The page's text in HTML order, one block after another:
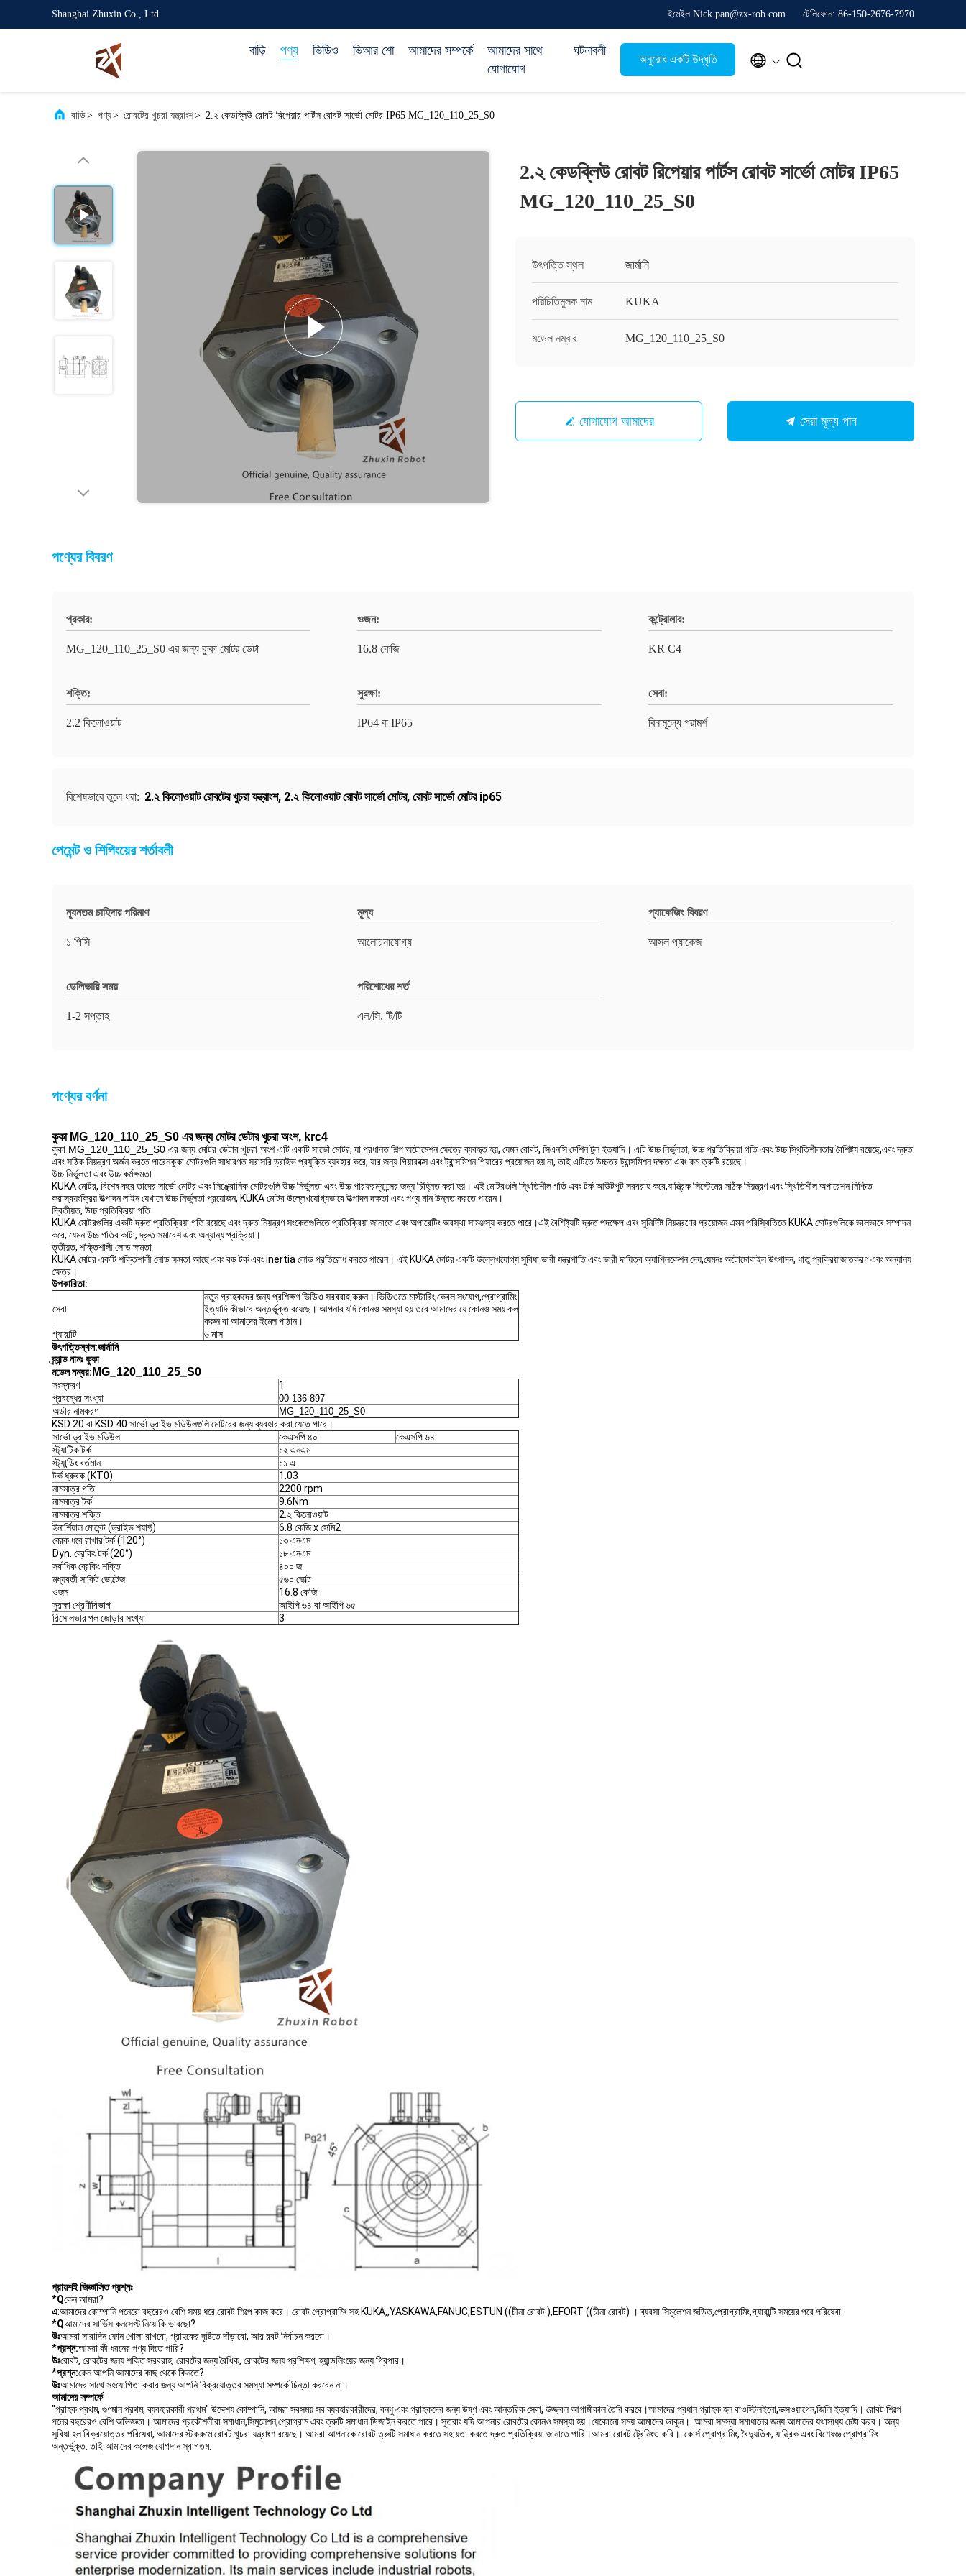
Shanghai Zhuxin Co., Ltd. ইমেইল Nick.pan@zx-rob.com টেলিফোন: 86-150-2676-7970
বাড়ি পণ্য ভিডিও ভিআর শো আমাদের সম্পর্কে
আমাদের সাথে
যোগাযোগ
ঘটনাবলী
অনুরোধ একটি উদ্ধৃতি  
বাড়ি> পণ্য> রোবটের খুচরা যন্ত্রাংশ> 2.২ কেডব্লিউ রোবট রিপেয়ার পার্টস রোবট সার্ভো মোটর IP65 MG_120_110_25_S0
2.২ কেডব্লিউ রোবট রিপেয়ার পার্টস রোবট সার্ভো মোটর IP65
MG_120_110_25_S0
উৎপত্তি স্থল জার্মানি
পরিচিতিমুলক নাম KUKA
মডেল নম্বার MG_120_110_25_S0
যোগাযোগ আমাদের সেরা মূল্য পান
পণ্যের বিবরণ
প্রকার:
MG_120_110_25_S0 এর জন্য কুকা মোটর ডেটা
ওজন:
16.8 কেজি
কন্ট্রোলার:
KR C4
শক্তি:
2.2 কিলোওয়াট
সুরক্ষা:
IP64 বা IP65
সেবা:
বিনামূল্যে পরামর্শ
বিশেষভাবে তুলে ধরা: 2.২ কিলোওয়াট রোবটের খুচরা যন্ত্রাংশ, 2.২ কিলোওয়াট রোবট সার্ভো মোটর, রোবট সার্ভো মোটর ip65
পেমেন্ট ও শিপিংয়ের শর্তাবলী
ন্যূনতম চাহিদার পরিমাণ
১ পিসি
মূল্য
আলোচনাযোগ্য
প্যাকেজিং বিবরণ
আসল প্যাকেজ
ডেলিভারি সময়
1-2 সপ্তাহ
পরিশোধের শর্ত
এল/সি, টি/টি
পণ্যের বর্ণনা
কুকা MG_120_110_25_S0 এর জন্য মোটর ডেটার খুচরা অংশ, krc4
কুকা MG_120_110_25_S0 এর জন্য মোটর ডেটার খুচরা অংশ এটি একটি সার্ভো মোটর, যা প্রধানত শিল্প অটোমেশন ক্ষেত্রে ব্যবহৃত হয়, যেমন রোবট, সিএনসি মেশিন টুল ইত্যাদি। এটি উচ্চ নির্ভুলতা, উচ্চ প্রতিক্রিয়া গতি এবং উচ্চ স্থিতিশীলতার বৈশিষ্ট্য রয়েছে,এবং দ্রুত
এবং সঠিক নিয়ন্ত্রণ অর্জন করতে পারেনকুকা মোটরগুলি সাধারণত সরাসরি ড্রাইভ প্রযুক্তি ব্যবহার করে, যার জন্য গিয়ারবক্স এবং ট্রান্সমিশন গিয়ারের প্রয়োজন হয় না, তাই এটিতে উচ্চতর ট্রান্সমিশন দক্ষতা এবং কম ত্রুটি রয়েছে।
উচ্চ নির্ভুলতা এবং উচ্চ কর্মক্ষমতা
KUKA মোটর, বিশেষ করে তাদের সার্ভো মোটর এবং সিঙ্ক্রোনিক মোটরগুলি উচ্চ নির্ভুলতা এবং উচ্চ পারফরম্যান্সের জন্য চিহ্নিত করা হয়। এই মোটরগুলি স্থিতিশীল গতি এবং টর্ক আউটপুট সরবরাহ করে,যান্ত্রিক সিস্টেমের সঠিক নিয়ন্ত্রণ এবং স্থিতিশীল অপারেশন নিশ্চিত
করাস্বয়ংক্রিয় উত্পাদন লাইন যেখানে উচ্চ নির্ভুলতা প্রয়োজন, KUKA মোটর উল্লেখযোগ্যভাবে উত্পাদন দক্ষতা এবং পণ্য মান উন্নত করতে পারেন।
দ্বিতীয়ত, উচ্চ প্রতিক্রিয়া গতি
KUKA মোটরগুলির একটি দ্রুত প্রতিক্রিয়া গতি রয়েছে এবং দ্রুত নিয়ন্ত্রণ সংকেতগুলিতে প্রতিক্রিয়া জানাতে এবং অপারেটিং অবস্থা সামঞ্জস্য করতে পারে।এই বৈশিষ্ট্যটি দ্রুত পদক্ষেপ এবং সুনির্দিষ্ট নিয়ন্ত্রণের প্রয়োজন এমন পরিস্থিতিতে KUKA মোটরগুলিকে ভালভাবে সম্পাদন
করে, যেমন উচ্চ গতির কাটা, দ্রুত সমাবেশ এবং অন্যান্য প্রক্রিয়া।
তৃতীয়ত, শক্তিশালী লোড ক্ষমতা
KUKA মোটর একটি শক্তিশালী লোড ক্ষমতা আছে এবং বড় টর্ক এবং inertia লোড প্রতিরোধ করতে পারেন। এই KUKA মোটর একটি উল্লেখযোগ্য সুবিধা ভারী যন্ত্রপাতি এবং ভারী দায়িত্ব অ্যাপ্লিকেশন দেয়,যেমনঃ অটোমোবাইল উৎপাদন, ধাতু প্রক্রিয়াজাতকরণ এবং অন্যান্য
ক্ষেত্র।
উপকারিতা:
সেবা
নতুন গ্রাহকদের জন্য প্রশিক্ষণ ভিডিও সরবরাহ করুন। ভিডিওতে মাস্টারিং,কেবল সংযোগ,প্রোগ্রামিং
ইত্যাদি কীভাবে অন্তর্ভুক্ত রয়েছে। আপনার যদি কোনও সমস্যা হয় তবে আমাদের যে কোনও সময় কল
করুন বা আমাদের ইমেল পাঠান।
গ্যারান্টি
৬ মাস
উৎপত্তিস্থল:জার্মানি
ব্র্যান্ড নামঃকুকা
মডেল নম্বর: MG_120_110_25_S0
সংস্করণ
1
প্রবন্ধের সংখ্যা
00-136-897
অর্ডার নামকরণ MG_120_110_25_S0
KSD 20 বা KSD 40 সার্ভো ড্রাইভ মডিউলগুলি মোটরের জন্য ব্যবহার করা যেতে পারে।
সার্ভো ড্রাইভ মডিউল
কেএসপি ৪০
কেএসপি ৬৪
স্ট্যাটিক টর্ক
১২ এনএম
স্ট্যান্ডিং বর্তমান
১১ এ
টর্ক ধ্রুবক (KT0)
1.03
নামমাত্র গতি
2200 rpm
নামমাত্র টর্ক
9.6Nm
নামমাত্র শক্তি
2.২ কিলোওয়াট
ইনার্শিয়াল মোমেন্ট (ড্রাইভ শ্যাফ্ট)
6.8 কেজি x সেমি2
ব্রেক ধরে রাখার টর্ক (120°)
১৩ এনএম
Dyn. ব্রেকিং টর্ক (20°)
১৮ এনএম
সর্বাধিক ব্রেকিং শক্তি
৪০০ জ
মধ্যবর্তী সার্কিট ভোল্টেজ
৫৬০ ভোল্ট
ওজন
16.8 কেজি
সুরক্ষা শ্রেণীবিভাগ
আইপি ৬৪ বা আইপি ৬৫
রিসোলভার পল জোড়ার সংখ্যা
3
প্রায়শই জিজ্ঞাসিত প্রশ্নঃ
*Qকেন আমরা?
এ:আমাদের কোম্পানি পনেরো বছরেরও বেশি সময় ধরে রোবট শিল্পে কাজ করে। রোবট প্রোগ্রামিং সহ KUKA,,YASKAWA,FANUC,ESTUN ((চীনা রোবট ),EFORT ((চীনা রোবট) । ব্যবসা সিমুলেশন জড়িত,প্রোগ্রামিং,গ্যারান্টি সময়ের পরে পরিষেবা.
*Qআমাদের সার্ভিস কনসেপ্ট নিয়ে কি ভাবছো?
উঃআমরা সারাদিন ফোন খোলা রাখবো, গ্রাহকের দৃষ্টিতে দাঁড়াবো, আর রবট নির্বাচন করবো।
*প্রশ্ন:আমরা কী ধরনের পণ্য দিতে পারি?
উঃরোবট, রোবটের জন্য শক্তি সরবরাহ, রোবটের জন্য রৈখিক, রোবটের জন্য প্রশিক্ষণ, হ্যান্ডলিংয়ের জন্য গ্রিপার।
*প্রশ্ন:কেন আপনি আমাদের কাছ থেকে কিনতে?
উঃআমাদের সাথে সহযোগিতা করার জন্য আপনি বিক্রয়োত্তর সমস্যা সম্পর্কে চিন্তা করবেন না।
আমাদের সম্পর্কে
"গ্রাহক প্রথম, গুণমান প্রথম, ব্যবহারকারী প্রথম" উদ্দেশ্য কোম্পানি, আমরা সবসময় সব ব্যবহারকারীদের, বন্ধু এবং গ্রাহকদের জন্য উষ্ণ এবং আন্তরিক সেবা, উজ্জ্বল আগামীকাল তৈরি করবে।আমাদের প্রধান গ্রাহক হল বাওস্টিলইনো,ভক্সওয়াগেন,জিলি ইত্যাদি। রোবট শিল্পে
পনের বছরেরও বেশি অভিজ্ঞতা। আমাদের প্রকৌশলীরা সমাধান,সিমুলেশন,প্রোগ্রাম এবং ত্রুটি সমাধান ডিজাইন করতে পারে। সুতরাং যদি আপনার রোবটের কোনও সমস্যা হয়।যেকোনো সময় আমাদের ডাকুন।. আমরা সমস্যা সমাধানের জন্য আমাদের যথাসাধ্য চেষ্টা করব। অন্য
সুবিধা হল বিক্রয়োত্তর পরিষেবা, আমাদের স্টকরুমে রোবট খুচরা যন্ত্রাংশ রয়েছে। আমরা আপনাকে রোবট ত্রুটি সমাধান করতে সহায়তা করতে দ্রুত প্রতিক্রিয়া জানাতে পারি।আমরা রোবট ট্রেনিংও করি।. কোর্স প্রোগ্রামিং, বৈদ্যুতিক, যান্ত্রিক এবং বিশেষজ্ঞ প্রোগ্রামিং
অন্তর্ভুক্ত. তাই আমাদের কলেজ যোগদান স্বাগতম.